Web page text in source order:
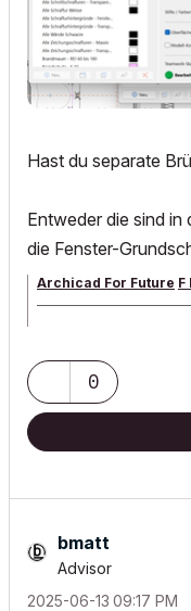
Hast du separate
Entweder die sind in
die Fenster-
Archicad For Future F
0
bmatt
Advisor
‎2025-06-13 09:17 PM